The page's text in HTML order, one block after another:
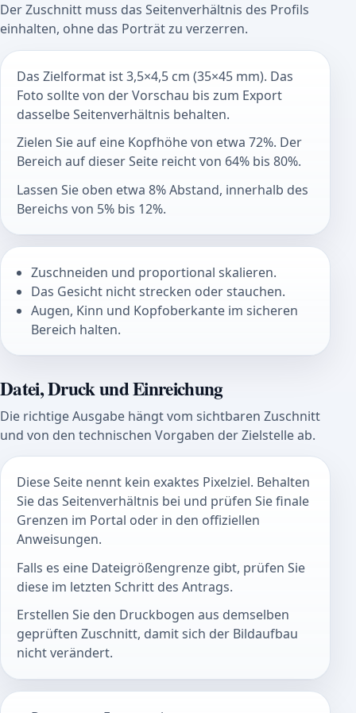
Der Zuschnitt muss das Seitenverhältnis des Profils
einhalten, ohne das Porträt zu verzerren.
Das Zielformat ist 3,5×4,5 cm (35×45 mm). Das
Foto sollte von der Vorschau bis zum Export
dasselbe Seitenverhältnis behalten.
Zielen Sie auf eine Kopfhöhe von etwa 72%. Der
Bereich auf dieser Seite reicht von 64% bis 80%.
Lassen Sie oben etwa 8% Abstand, innerhalb des
Bereichs von 5% bis 12%.
Zuschneiden und proportional skalieren.
Das Gesicht nicht strecken oder stauchen.
Augen, Kinn und Kopfoberkante im sicheren
Bereich halten.
Datei, Druck und Einreichung
Die richtige Ausgabe hängt vom sichtbaren Zuschnitt
und von den technischen Vorgaben der Zielstelle ab.
Diese Seite nennt kein exaktes Pixelziel. Behalten
Sie das Seitenverhältnis bei und prüfen Sie finale
Grenzen im Portal oder in den offiziellen
Anweisungen.
Falls es eine Dateigrößengrenze gibt, prüfen Sie
diese im letzten Schritt des Antrags.
Erstellen Sie den Druckbogen aus demselben
geprüften Zuschnitt, damit sich der Bildaufbau
nicht verändert.